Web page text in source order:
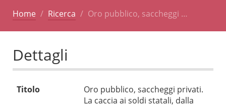
Home Ricerca Oro pubblico, saccheggi …
Dettagli
Titolo
Oro pubblico, saccheggi privati.
La caccia ai soldi statali, dalla